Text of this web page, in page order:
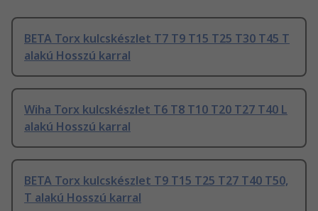
BETA Torx kulcskészlet T7 T9 T15 T25 T30 T45 T
alakú Hosszú karral
Wiha Torx kulcskészlet T6 T8 T10 T20 T27 T40 L
alakú Hosszú karral
BETA Torx kulcskészlet T9 T15 T25 T27 T40 T50,
T alakú Hosszú karral